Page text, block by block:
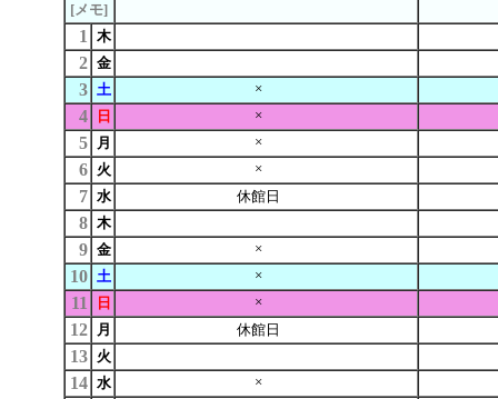
[メモ]
1 木
2 金
3 土 ×
4 日 ×
5 月 ×
6 火 ×
7 水 休館日
8 木
9 金 ×
10 土 ×
11 日 ×
12 月 休館日
13 火
14 水 ×